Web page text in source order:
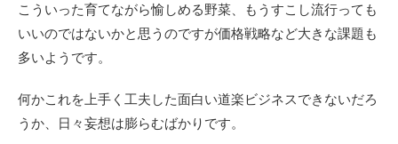
こういった育てながら愉しめる野菜、もうすこし流行っても
いいのではないかと思うのですが価格戦略など大きな課題も
多いようです。
何かこれを上手く工夫した面白い道楽ビジネスできないだろ
うか、日々妄想は膨らむばかりです。